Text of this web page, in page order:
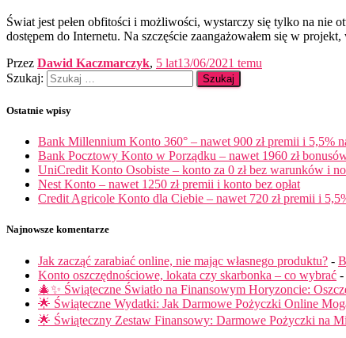
Świat jest pełen obfitości i możliwości, wystarczy się tylko na nie
dostępem do Internetu. Na szczęście zaangażowałem się w
Przez Dawid Kaczmarczyk, 5 lat13/06/2021 temu
Szukaj:
Ostatnie wpisy
Bank Millennium Konto 360° – nawet 900 zł premii i 5,5%
Bank Pocztowy Konto w Porządku – nawet 1960 zł
UniCredit Konto Osobiste – konto za 0 zł bez warunków i
Nest Konto – nawet 1250 zł premii i konto bez opłat
Credit Agricole Konto dla Ciebie – nawet 720 zł premii i
Najnowsze komentarze
Jak zacząć zarabiać online, nie mając własnego produktu? -
Konto oszczędnościowe, lokata czy skarbonka – co wybrać -
🎄✨ Świąteczne Światło na Finansowym Horyzoncie:
🌟 Świąteczne Wydatki: Jak Darmowe Pożyczki Online
🌟 Świąteczny Zestaw Finansowy: Darmowe Pożyczki na